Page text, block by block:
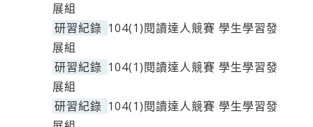
展組
研習紀錄 104(1)閱讀達人競賽 學生學習發
展組
研習紀錄 104(1)閱讀達人競賽 學生學習發
展組
研習紀錄 104(1)閱讀達人競賽 學生學習發